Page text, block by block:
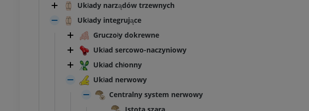
Układy narządów trzewnych
Układy integrujące
Gruczoły dokrewne
Układ sercowo-naczyniowy
Układ chłonny
Układ nerwowy
Centralny system nerwowy